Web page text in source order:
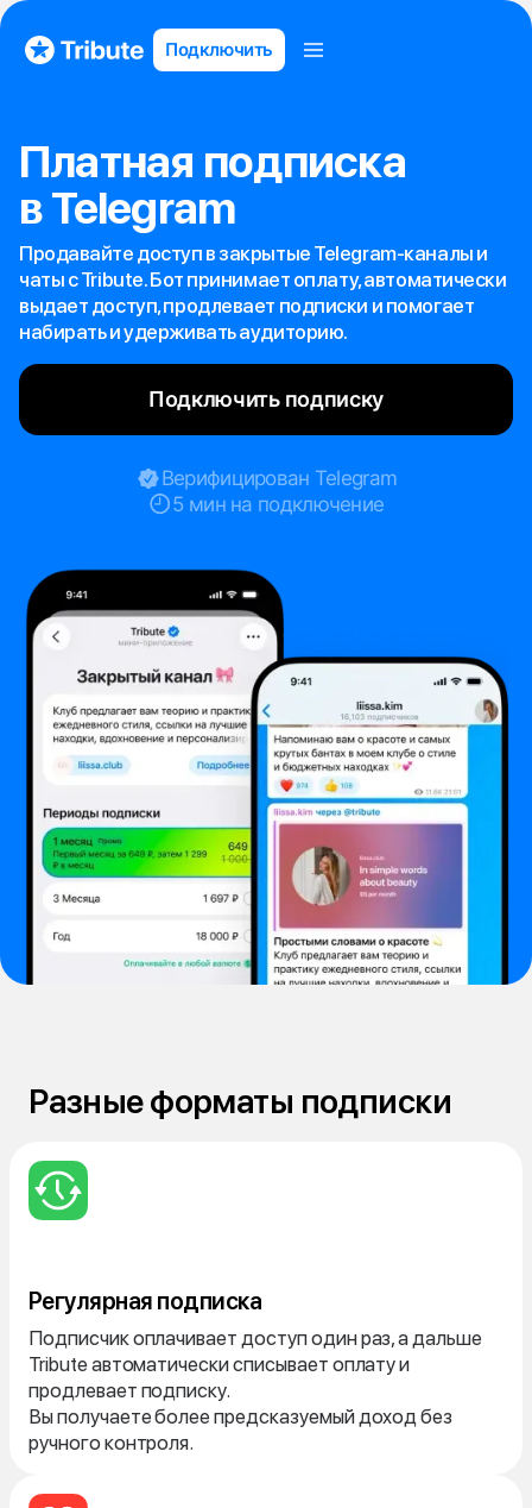
Подключить
Платная подписка
в Telegram
Продавайте доступ в закрытые Telegram-каналы и
чаты с Tribute. Бот принимает оплату, автоматически
выдает доступ, продлевает подписки и помогает
набирать и удерживать аудиторию.
Подключить подписку
Верифицирован Telegram
5 мин на подключение
Разные форматы подписки
Регулярная подписка
Подписчик оплачивает доступ один раз, а дальше
Tribute автоматически списывает оплату и
продлевает подписку.
Вы получаете более предсказуемый доход без
ручного контроля.